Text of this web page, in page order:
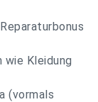
Kleidung
(vormals